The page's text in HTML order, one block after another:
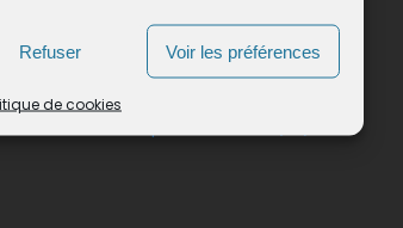
Refuser Voir les préférences
de cookies
INFORMATIONS LÉGALES :